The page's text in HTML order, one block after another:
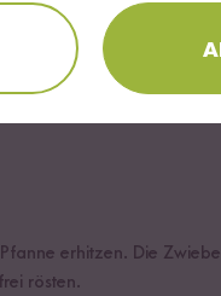
erhitzen. Die
rösten.